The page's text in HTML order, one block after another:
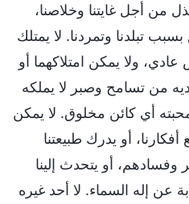
من أجل غايتنا وخلاصنا،
تبلدنا وتمردنا. لا يمتلك
ولا يمكن امتلاكهما أو
من تسامح وصبر لا يملكه
أي كائن مخلوق. لا يمكن
أو يدرك طبيعتنا
وفسادهم، أو يتحدث إلينا
عن إله السماء. لا أحد غيره